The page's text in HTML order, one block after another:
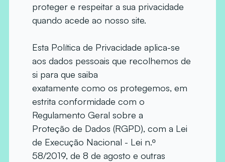
proteger e respeitar a sua privacidade
quando acede ao nosso site.
Esta Política de Privacidade aplica-se
aos dados pessoais que recolhemos de
si para que saiba
exatamente como os protegemos, em
estrita conformidade com o
Regulamento Geral sobre a
Proteção de Dados (RGPD), com a Lei
de Execução Nacional - Lei n.º
58/2019, de 8 de agosto e outras